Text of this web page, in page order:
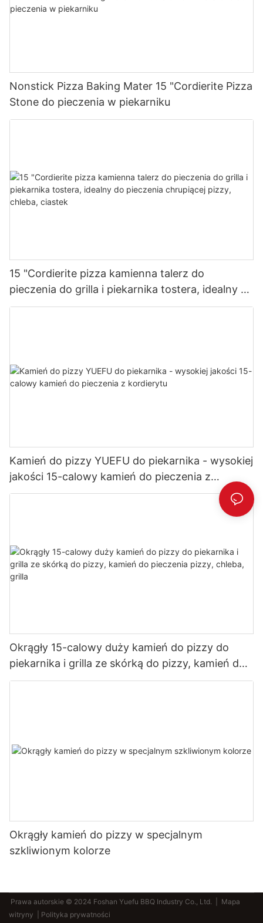
Nonstick Pizza Baking Mater 15 "Cordierite Pizza
Stone do pieczenia w piekarniku
15 "Cordierite pizza kamienna talerz do
pieczenia do grilla i piekarnika tostera, idealny do
pieczenia chrupiącej pizzy, chleba, ciastek
Kamień do pizzy YUEFU do piekarnika - wysokiej
jakości 15-calowy kamień do pieczenia z
kordierytu
Okrągły 15-calowy duży kamień do pizzy do
piekarnika i grilla ze skórką do pizzy, kamień do
pieczenia pizzy, chleba, grilla
Okrągły kamień do pizzy w specjalnym
szkliwionym kolorze
Prawa autorskie © 2024 Foshan Yuefu BBQ Industry Co., Ltd. |
Mapa
witryny
| Polityka prywatności